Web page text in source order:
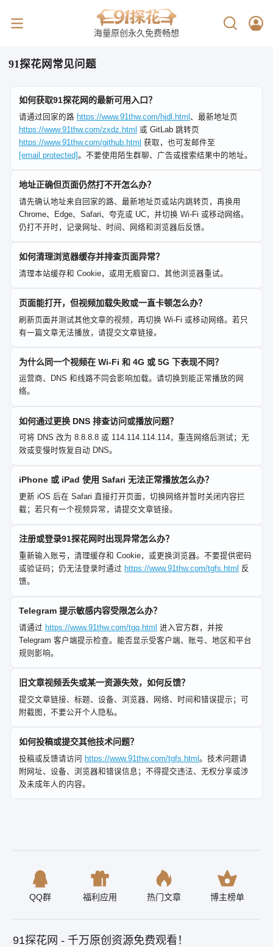
海量原创永久免费畅想
91探花网常见问题
如何获取91探花网的最新可用入口？
请通过回家的路 https://www.91thw.com/hjdl.html、最新地址页
https://www.91thw.com/zxdz.html 或 GitLab 跳转页
https://www.91thw.com/github.html 获取，也可发邮件至
[email protected]。不要使用陌生群聊、广告或搜索结果中的地址。
地址正确但页面仍然打不开怎么办？
请先确认地址来自回家的路、最新地址页或站内跳转页，再换用
Chrome、Edge、Safari、夸克或 UC，并切换 Wi-Fi 或移动网络。
仍打不开时，记录网址、时间、网络和浏览器后反馈。
如何清理浏览器缓存并排查页面异常？
清理本站缓存和 Cookie，或用无痕窗口、其他浏览器重试。
页面能打开，但视频加载失败或一直卡顿怎么办？
刷新页面并测试其他文章的视频，再切换 Wi-Fi 或移动网络。若只
有一篇文章无法播放，请提交文章链接。
为什么同一个视频在 Wi-Fi 和 4G 或 5G 下表现不同？
运营商、DNS 和线路不同会影响加载。请切换到能正常播放的网
络。
如何通过更换 DNS 排查访问或播放问题？
可将 DNS 改为 8.8.8.8 或 114.114.114.114，重连网络后测试；无
效或变慢时恢复自动 DNS。
iPhone 或 iPad 使用 Safari 无法正常播放怎么办？
更新 iOS 后在 Safari 直接打开页面，切换网络并暂时关闭内容拦
截；若只有一个视频异常，请提交文章链接。
注册或登录91探花网时出现异常怎么办？
重新输入账号，清理缓存和 Cookie，或更换浏览器。不要提供密码
或验证码；仍无法登录时通过 https://www.91thw.com/tgfs.html
反
馈。
Telegram 提示敏感内容受限怎么办？
请通过 https://www.91thw.com/tgq.html 进入官方群，并按
Telegram 客户端提示检查。能否显示受客户端、账号、地区和平台
规则影响。
旧文章视频丢失或某一资源失效，如何反馈？
提交文章链接、标题、设备、浏览器、网络、时间和错误提示；可
附截图，不要公开个人隐私。
如何投稿或提交其他技术问题？
投稿或反馈请访问 https://www.91thw.com/tgfs.html。技术问题请
附网址、设备、浏览器和错误信息；不得提交违法、无权分享或涉
及未成年人的内容。
QQ群 福利应用 热门文章 博主榜单
91探花网 - 千万原创资源免费观看！